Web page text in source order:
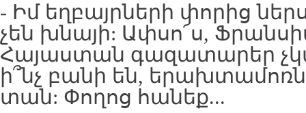
- Իմ եղբայրների փորից
չեն խնայի: Ափսո՜ս,
Հայաստան գազատարեր
ի՞նչ բանի են,
տան: Փողոց հանեք...